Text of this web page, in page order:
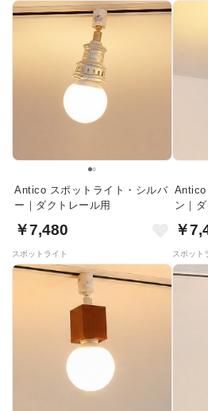
Antico スポットライト・シルバ
ー｜ダクトレール用
￥7,480
スポットライト
Antico
ン｜
￥
スポット